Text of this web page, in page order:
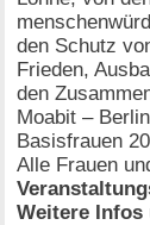
den Schutz
Frieden,
den
Moabit –
Basisfrauen
Alle Frauen
Weitere Infos